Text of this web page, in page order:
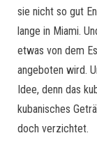
sie nicht so gut
lange in Miami.
etwas von dem
angeboten wird.
Idee, denn das
kubanisches
doch verzichtet.